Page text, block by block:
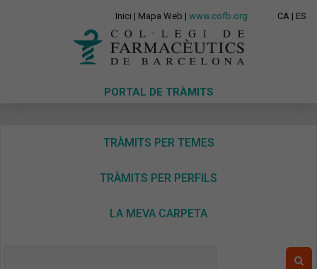
Inici | Mapa Web | www.cofb.org CA | ES
PORTAL DE TRÀMITS
TRÀMITS PER TEMES
TRÀMITS PER PERFILS
LA MEVA CARPETA